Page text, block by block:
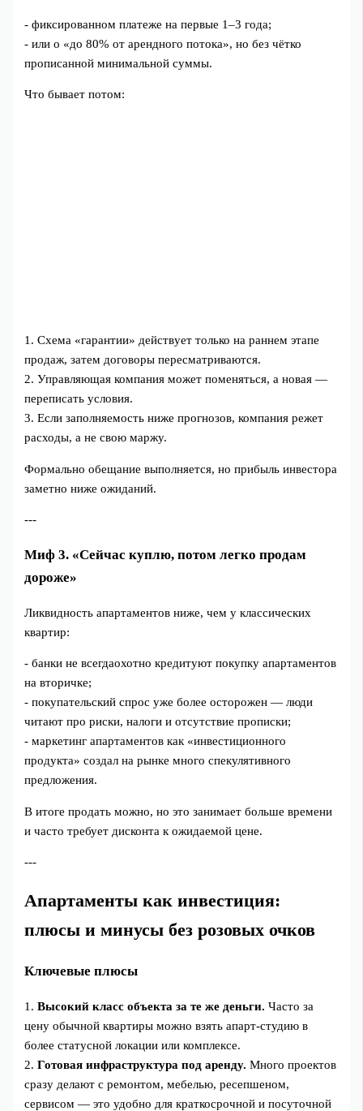
- фиксированном платеже на первые 1–3 года;
- или о «до 80% от арендного потока», но без чётко
прописанной минимальной суммы.
Что бывает потом:
1. Схема «гарантии» действует только на раннем этапе
продаж, затем договоры пересматриваются.
2. Управляющая компания может поменяться, а новая —
переписать условия.
3. Если заполняемость ниже прогнозов, компания режет
расходы, а не свою маржу.
Формально обещание выполняется, но прибыль инвестора
заметно ниже ожиданий.
---
Миф 3. «Сейчас куплю, потом легко продам
дороже»
Ликвидность апартаментов ниже, чем у классических
квартир:
- банки не всегдаохотно кредитуют покупку апартаментов
на вторичке;
- покупательский спрос уже более осторожен — люди
читают про риски, налоги и отсутствие прописки;
- маркетинг апартаментов как «инвестиционного
продукта» создал на рынке много спекулятивного
предложения.
В итоге продать можно, но это занимает больше времени
и часто требует дисконта к ожидаемой цене.
---
Апартаменты как инвестиция:
плюсы и минусы без розовых очков
Ключевые плюсы
1.Высокий класс объекта за те же деньги. Часто за
цену обычной квартиры можно взять апарт‑студию в
более статусной локации или комплексе.
2.Готовая инфраструктура под аренду. Много проектов
сразу делают с ремонтом, мебелью, ресепшеном,
сервисом — это удобно для краткосрочной и посуточной